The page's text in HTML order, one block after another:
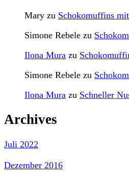
Mary zu Schokomuffins
Simone Rebele zu
Ilona Mura zu
Simone Rebele zu
Ilona Mura zu Schneller
Archives
Juli 2022
Dezember 2016